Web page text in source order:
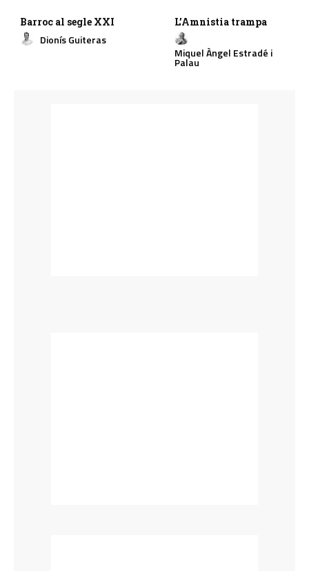
Barroc al segle XXI
Dionís Guiteras
L’Amnistia trampa
Miquel Àngel Estradé i
Palau